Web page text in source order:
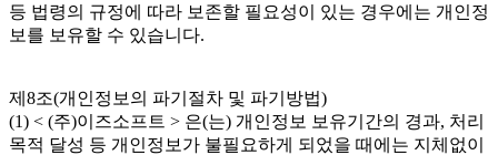
등 법령의 규정에 따라 보존할 필요성이 있는 경우에는 개인정
보를 보유할 수 있습니다.
제8조(개인정보의 파기절차 및 파기방법)
(1) < (주)이즈소프트 > 은(는) 개인정보 보유기간의 경과, 처리
목적 달성 등 개인정보가 불필요하게 되었을 때에는 지체없이